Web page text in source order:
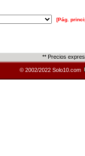
[Pág.
** Precios
© 2002/2022 Solo10.com